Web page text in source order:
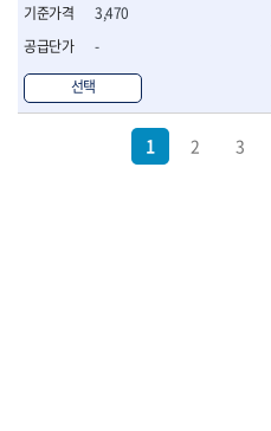
3,470
-
선택
1 2 3